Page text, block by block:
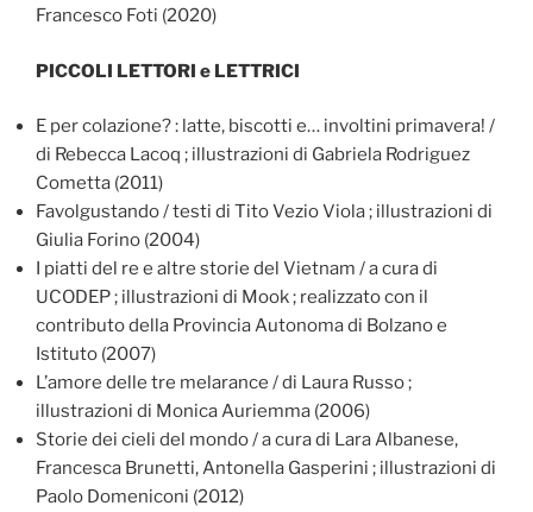
Francesco Foti (2020)
PICCOLI LETTORI e LETTRICI
E per colazione? : latte, biscotti e… involtini primavera! /
di Rebecca Lacoq ; illustrazioni di Gabriela Rodriguez
Cometta (2011)
Favolgustando / testi di Tito Vezio Viola ; illustrazioni di
Giulia Forino (2004)
I piatti del re e altre storie del Vietnam / a cura di
UCODEP ; illustrazioni di Mook ; realizzato con il
contributo della Provincia Autonoma di Bolzano e
Istituto (2007)
L’amore delle tre melarance / di Laura Russo ;
illustrazioni di Monica Auriemma (2006)
Storie dei cieli del mondo / a cura di Lara Albanese,
Francesca Brunetti, Antonella Gasperini ; illustrazioni di
Paolo Domeniconi (2012)